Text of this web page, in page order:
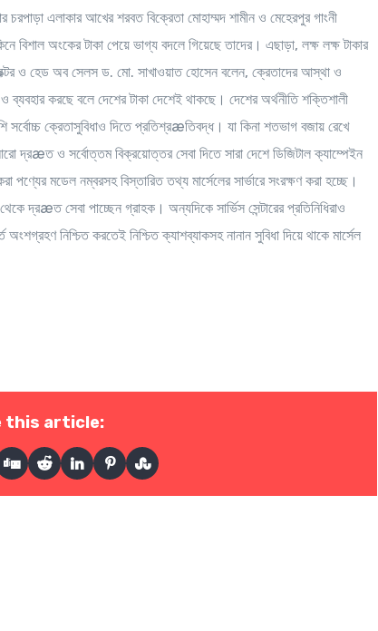
এলাকার আখের শরবত বিক্রেতা মোহাম্মদ শামীন ও মেহেরপুর গাংনী
বিশাল অংকের টাকা পেয়ে ভাগ্য বদলে গিয়েছে তাদের। এছাড়া, লক্ষ লক্ষ টাকার
ও হেড অব সেলস ড. মো. সাখাওয়াত হোসেন বলেন, ক্রেতাদের আস্থা ও
করছে বলে দেশের টাকা দেশেই থাকছে। দেশের অর্থনীতি শক্তিশালী
ক্রেতাসুবিধাও দিতে প্রতিশ্রæতিবদ্ধ। যা কিনা শতভাগ বজায় রেখে
দ্রæত ও সর্বোত্তম বিক্রয়োত্তর সেবা দিতে সারা দেশে ডিজিটাল ক্যাম্পেইন
পণ্যের মডেল নম্বরসহ বিস্তারিত তথ্য মার্সেলের সার্ভারে সংরক্ষণ করা হচ্ছে।
থেকে দ্রæত সেবা পাচ্ছেন গ্রাহক। অন্যদিকে সার্ভিস সেন্টারের প্রতিনিধিরাও
নিশ্চিত করতেই নিশ্চিত ক্যাশব্যাকসহ নানান সুবিধা দিয়ে থাকে মার্সেল
this article: